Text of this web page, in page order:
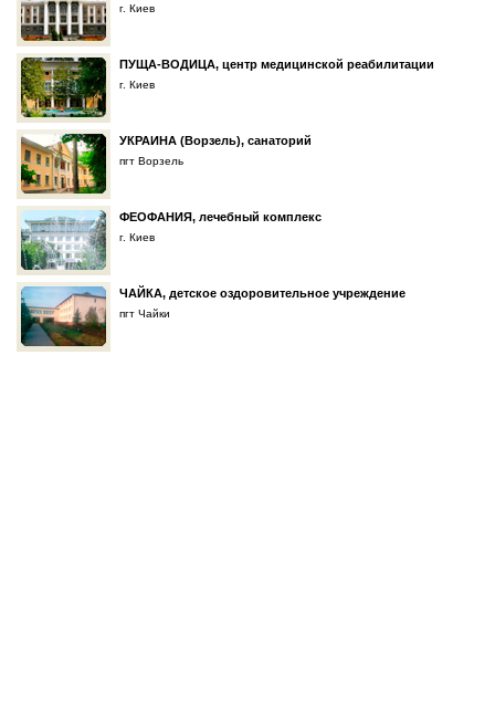
г. Киев
ПУЩА-ВОДИЦА, центр медицинской реабилитации
г. Киев
УКРАИНА (Ворзель), санаторий
пгт Ворзель
ФЕОФАНИЯ, лечебный комплекс
г. Киев
ЧАЙКА, детское оздоровительное учреждение
пгт Чайки